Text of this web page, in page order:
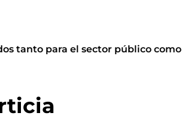
tanto para el sector público